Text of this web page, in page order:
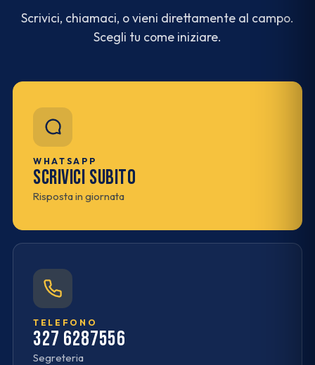
Scrivici, chiamaci, o vieni direttamente al campo.
Scegli tu come iniziare.
WHATSAPP
Scrivici subito
Risposta in giornata
TELEFONO
327 6287556
Segreteria